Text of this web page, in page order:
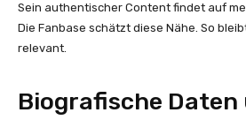
Sein authentischer Content findet auf
Die Fanbase schätzt diese Nähe. So
relevant.
Biografische Daten